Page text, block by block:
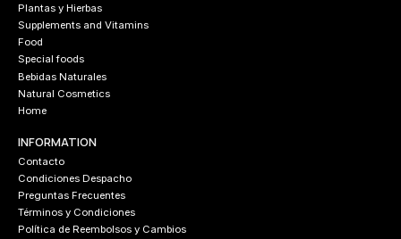
Plantas y Hierbas
Supplements and Vitamins
Food
Special foods
Bebidas Naturales
Natural Cosmetics
Home
INFORMATION
Contacto
Condiciones Despacho
Preguntas Frecuentes
Términos y Condiciones
Política de Reembolsos y Cambios